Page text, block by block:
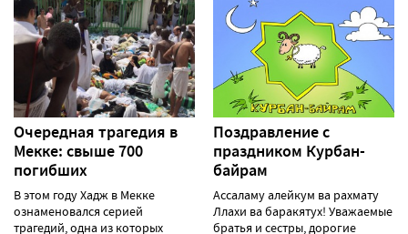
Очередная трагедия в
Мекке: свыше 700
погибших
В этом году Хадж в Мекке
ознаменовался серией
трагедий, одна из которых
Поздравление с
праздником Курбан-
байрам
Ассаламу алейкум ва рахмату
Ллахи ва баракятух! Уважаемые
братья и сестры, дорогие